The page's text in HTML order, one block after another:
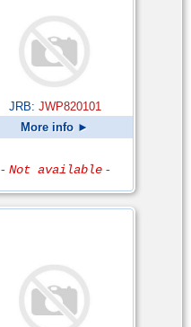
JRB: JWP820101
More info ►
- Not available -